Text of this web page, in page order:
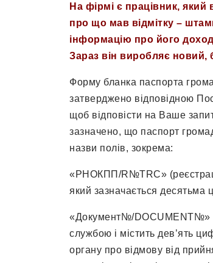
На фірмі є працівник, який
про що мав відмітку –
інформацію про його
Зараз він виробляє новий,
Форму бланка паспорта
затверджено відповідною
щоб відповісти на Ваше
зазначено, що паспорт
назви полів, зокрема:
«РНОКПП/R№TRC»
який зазначається десятьма
«Документ№/DOCUMENT№»
службою і містить дев’ять
органу про відмову від